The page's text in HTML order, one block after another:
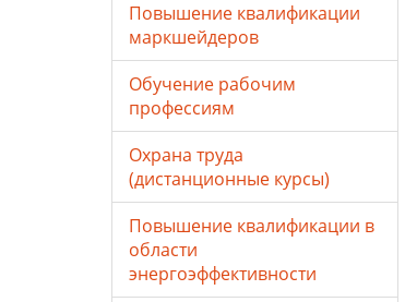
Повышение квалификации
маркшейдеров
Обучение рабочим
профессиям
Охрана труда
(дистанционные курсы)
Повышение квалификации в
области
энергоэффективности